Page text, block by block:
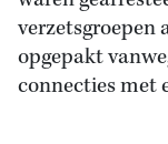
verzetsgroepen
opgepakt
connecties met